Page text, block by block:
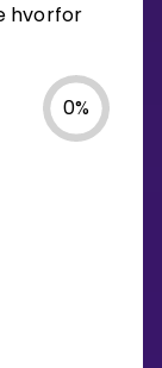
hvorfor
0%